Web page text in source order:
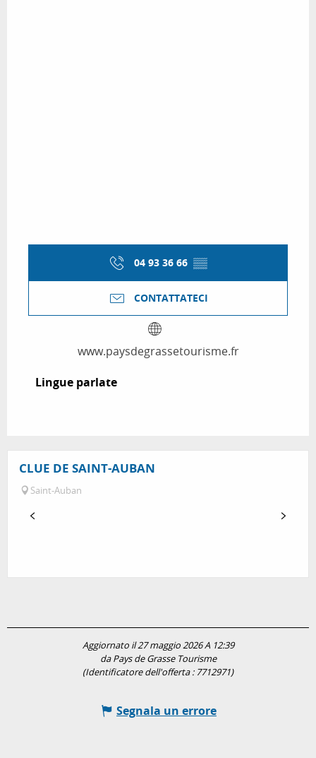
04 93 36 66 ▒▒
CONTATTATECI
www.paysdegrassetourisme.fr
Lingue parlate
Lingue parlate
CLUE DE SAINT-AUBAN
Saint-Auban
Aggiornato il 27 maggio 2026 A 12:39
da Pays de Grasse Tourisme
(Identificatore dell'offerta : 7712971)
Segnala un errore